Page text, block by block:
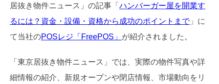
居抜き物件ニュース」の記事「 ハンバーガー屋を開業す
るには？資金・設備・資格から成功のポイントまで」に
て当社のPOSレジ「FreePOS」 が紹介されました。
「東京居抜き物件ニュース」では、実際の物件写真や詳
細情報の紹介、新規オープンや閉店情報、市場動向をリ